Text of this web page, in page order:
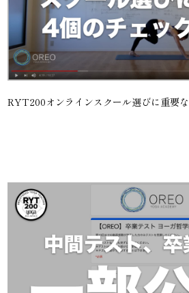
RYT200オンラインスクール選びに重要